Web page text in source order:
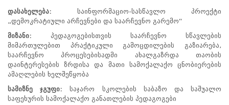
გეგმა
არჩევნების
სანდოობის
რისკების
მართვის
გეგმა
გენდერული
თანასწორობის
პოლიტიკა
ანგარიშები
დასახელება: საინფორმაციო-სასწავლო პროექტი
„დემოკრატიული არჩევნები და საარჩევნო გარემო“
მიზანი: პედაგოგებისთვის საარჩევნო სწავლების
მიმართულებით პრაქტიკული გამოცდილების გაზიარება,
საარჩევნო პროცესებისადმი ახალგაზრდა თაობის
დაინტერესების ზრდისა და მათი სამოქალაქო ცნობიერების
ამაღლების ხელშეწყობა
სამიზნე
ჯგუფი: საჯარო სკოლების საბაზო და საშუალო
საფეხურის სამოქალაქო განათლების პედაგოგები